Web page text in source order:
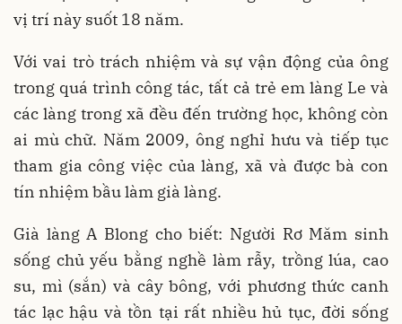
vị trí này suốt 18 năm.
Với vai trò trách nhiệm và sự vận động của ông
trong quá trình công tác, tất cả trẻ em làng Le và
các làng trong xã đều đến trường học, không còn
ai mù chữ. Năm 2009, ông nghỉ hưu và tiếp tục
tham gia công việc của làng, xã và được bà con
tín nhiệm bầu làm già làng.
Già làng A Blong cho biết: Người Rơ Măm sinh
sống chủ yếu bằng nghề làm rẫy, trồng lúa, cao
su, mì (sắn) và cây bông, với phương thức canh
tác lạc hậu và tồn tại rất nhiều hủ tục, đời sống